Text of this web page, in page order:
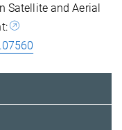
Satellite and Aerial